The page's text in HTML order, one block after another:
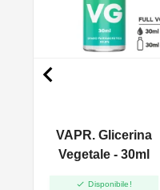
VAPR. Glicerina
Vegetale - 30ml
 Disponibile!
